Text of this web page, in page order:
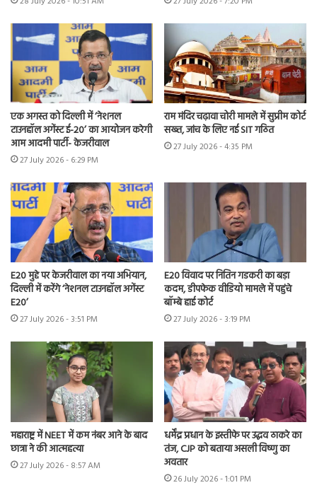
एक अगस्त को दिल्ली में ‘नेशनल
टाउनहॉल अगेंस्ट ई-20’ का आयोजन करेगी
आम आदमी पार्टी- केजरीवाल
27 July 2026 - 6:29 PM
राम मंदिर चढ़ावा चोरी मामले में सुप्रीम कोर्ट
सख्त, जांच के लिए नई SIT गठित
27 July 2026 - 4:35 PM
E20 मुद्दे पर केजरीवाल का नया अभियान,
दिल्ली में करेंगे ‘नेशनल टाउनहॉल अगेंस्ट
E20’
27 July 2026 - 3:51 PM
E20 विवाद पर नितिन गडकरी का बड़ा
कदम, डीपफेक वीडियो मामले में पहुंचे
बॉम्बे हाई कोर्ट
27 July 2026 - 3:19 PM
महाराष्ट्र में NEET में कम नंबर आने के बाद
छात्रा ने की आत्महत्या
27 July 2026 - 8:57 AM
धर्मेंद्र प्रधान के इस्तीफे पर उद्धव ठाकरे का
तंज, CJP को बताया असली विष्णु का
अवतार
26 July 2026 - 1:01 PM